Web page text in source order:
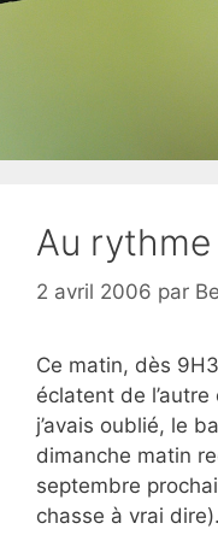
Au
2 avril 2006 par
Ce matin, dès
éclatent de
j’avais oublié, le
dimanche matin
septembre
chasse à vrai